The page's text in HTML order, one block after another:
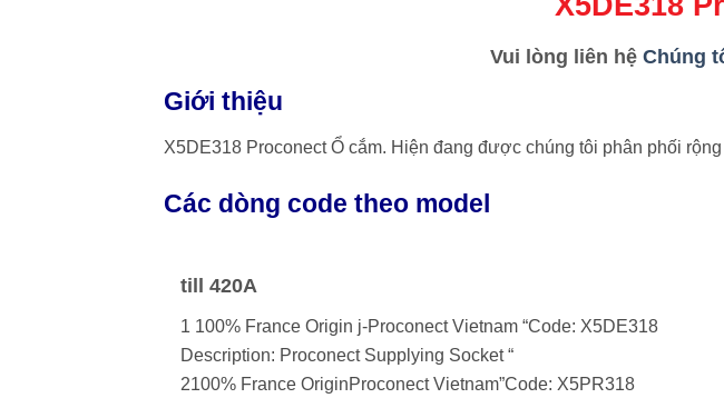
Vui lòng liên hệ Chúng
Giới thiệu
X5DE318 Proconect Ổ cắm. Hiện đang được chúng tôi phân phối
Các dòng code theo model
till 420A
1 100% France Origin j-Proconect Vietnam “Code: X5DE318
Description: Proconect Supplying Socket “
2100% France OriginProconect Vietnam”Code: X5PR318